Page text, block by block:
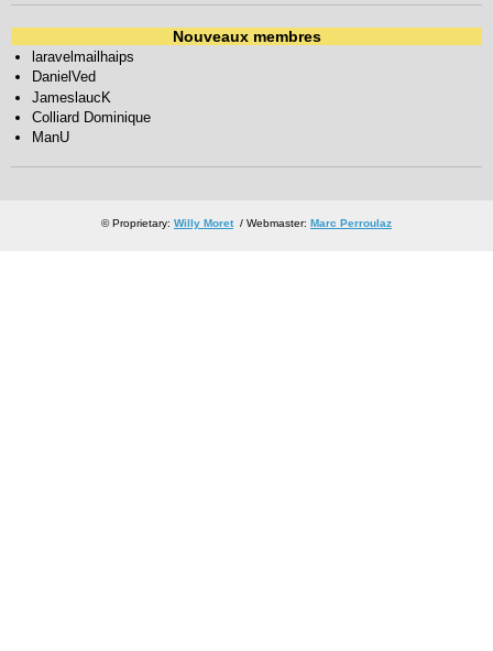
Nouveaux membres
laravelmailhaips
DanielVed
JameslaucK
Colliard Dominique
ManU
© Proprietary: Willy Moret/ Webmaster: Marc Perroulaz